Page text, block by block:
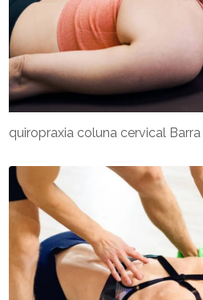
quiropraxia coluna cervical